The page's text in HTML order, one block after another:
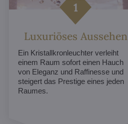
Luxuriöses Aussehen
Ein Kristallkronleuchter verleiht
einem Raum sofort einen Hauch
von Eleganz und Raffinesse und
steigert das Prestige eines jeden
Raumes.